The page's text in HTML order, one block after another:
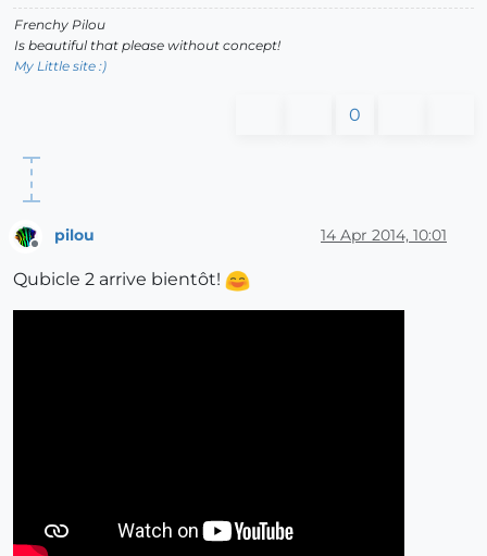
Frenchy Pilou
Is beautiful that please without concept!
My Little site :)
0
pilou 14 Apr 2014, 10:01
Qubicle 2 arrive bientôt!